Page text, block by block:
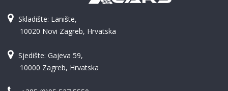
Skladište: Lanište,
10020 Novi Zagreb, Hrvatska
Sjedište: Gajeva 59,
10000 Zagreb, Hrvatska